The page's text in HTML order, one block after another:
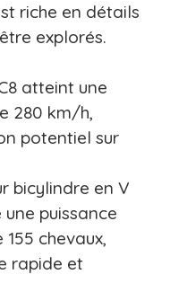
riche en détails
explorés.
atteint une
280 km/h,
potentiel sur
bicylindre en V
une puissance
chevaux,
rapide et